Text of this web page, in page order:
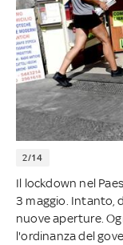
2/14
Il lockdown nel
3 maggio. Intanto,
nuove aperture.
l'ordinanza del